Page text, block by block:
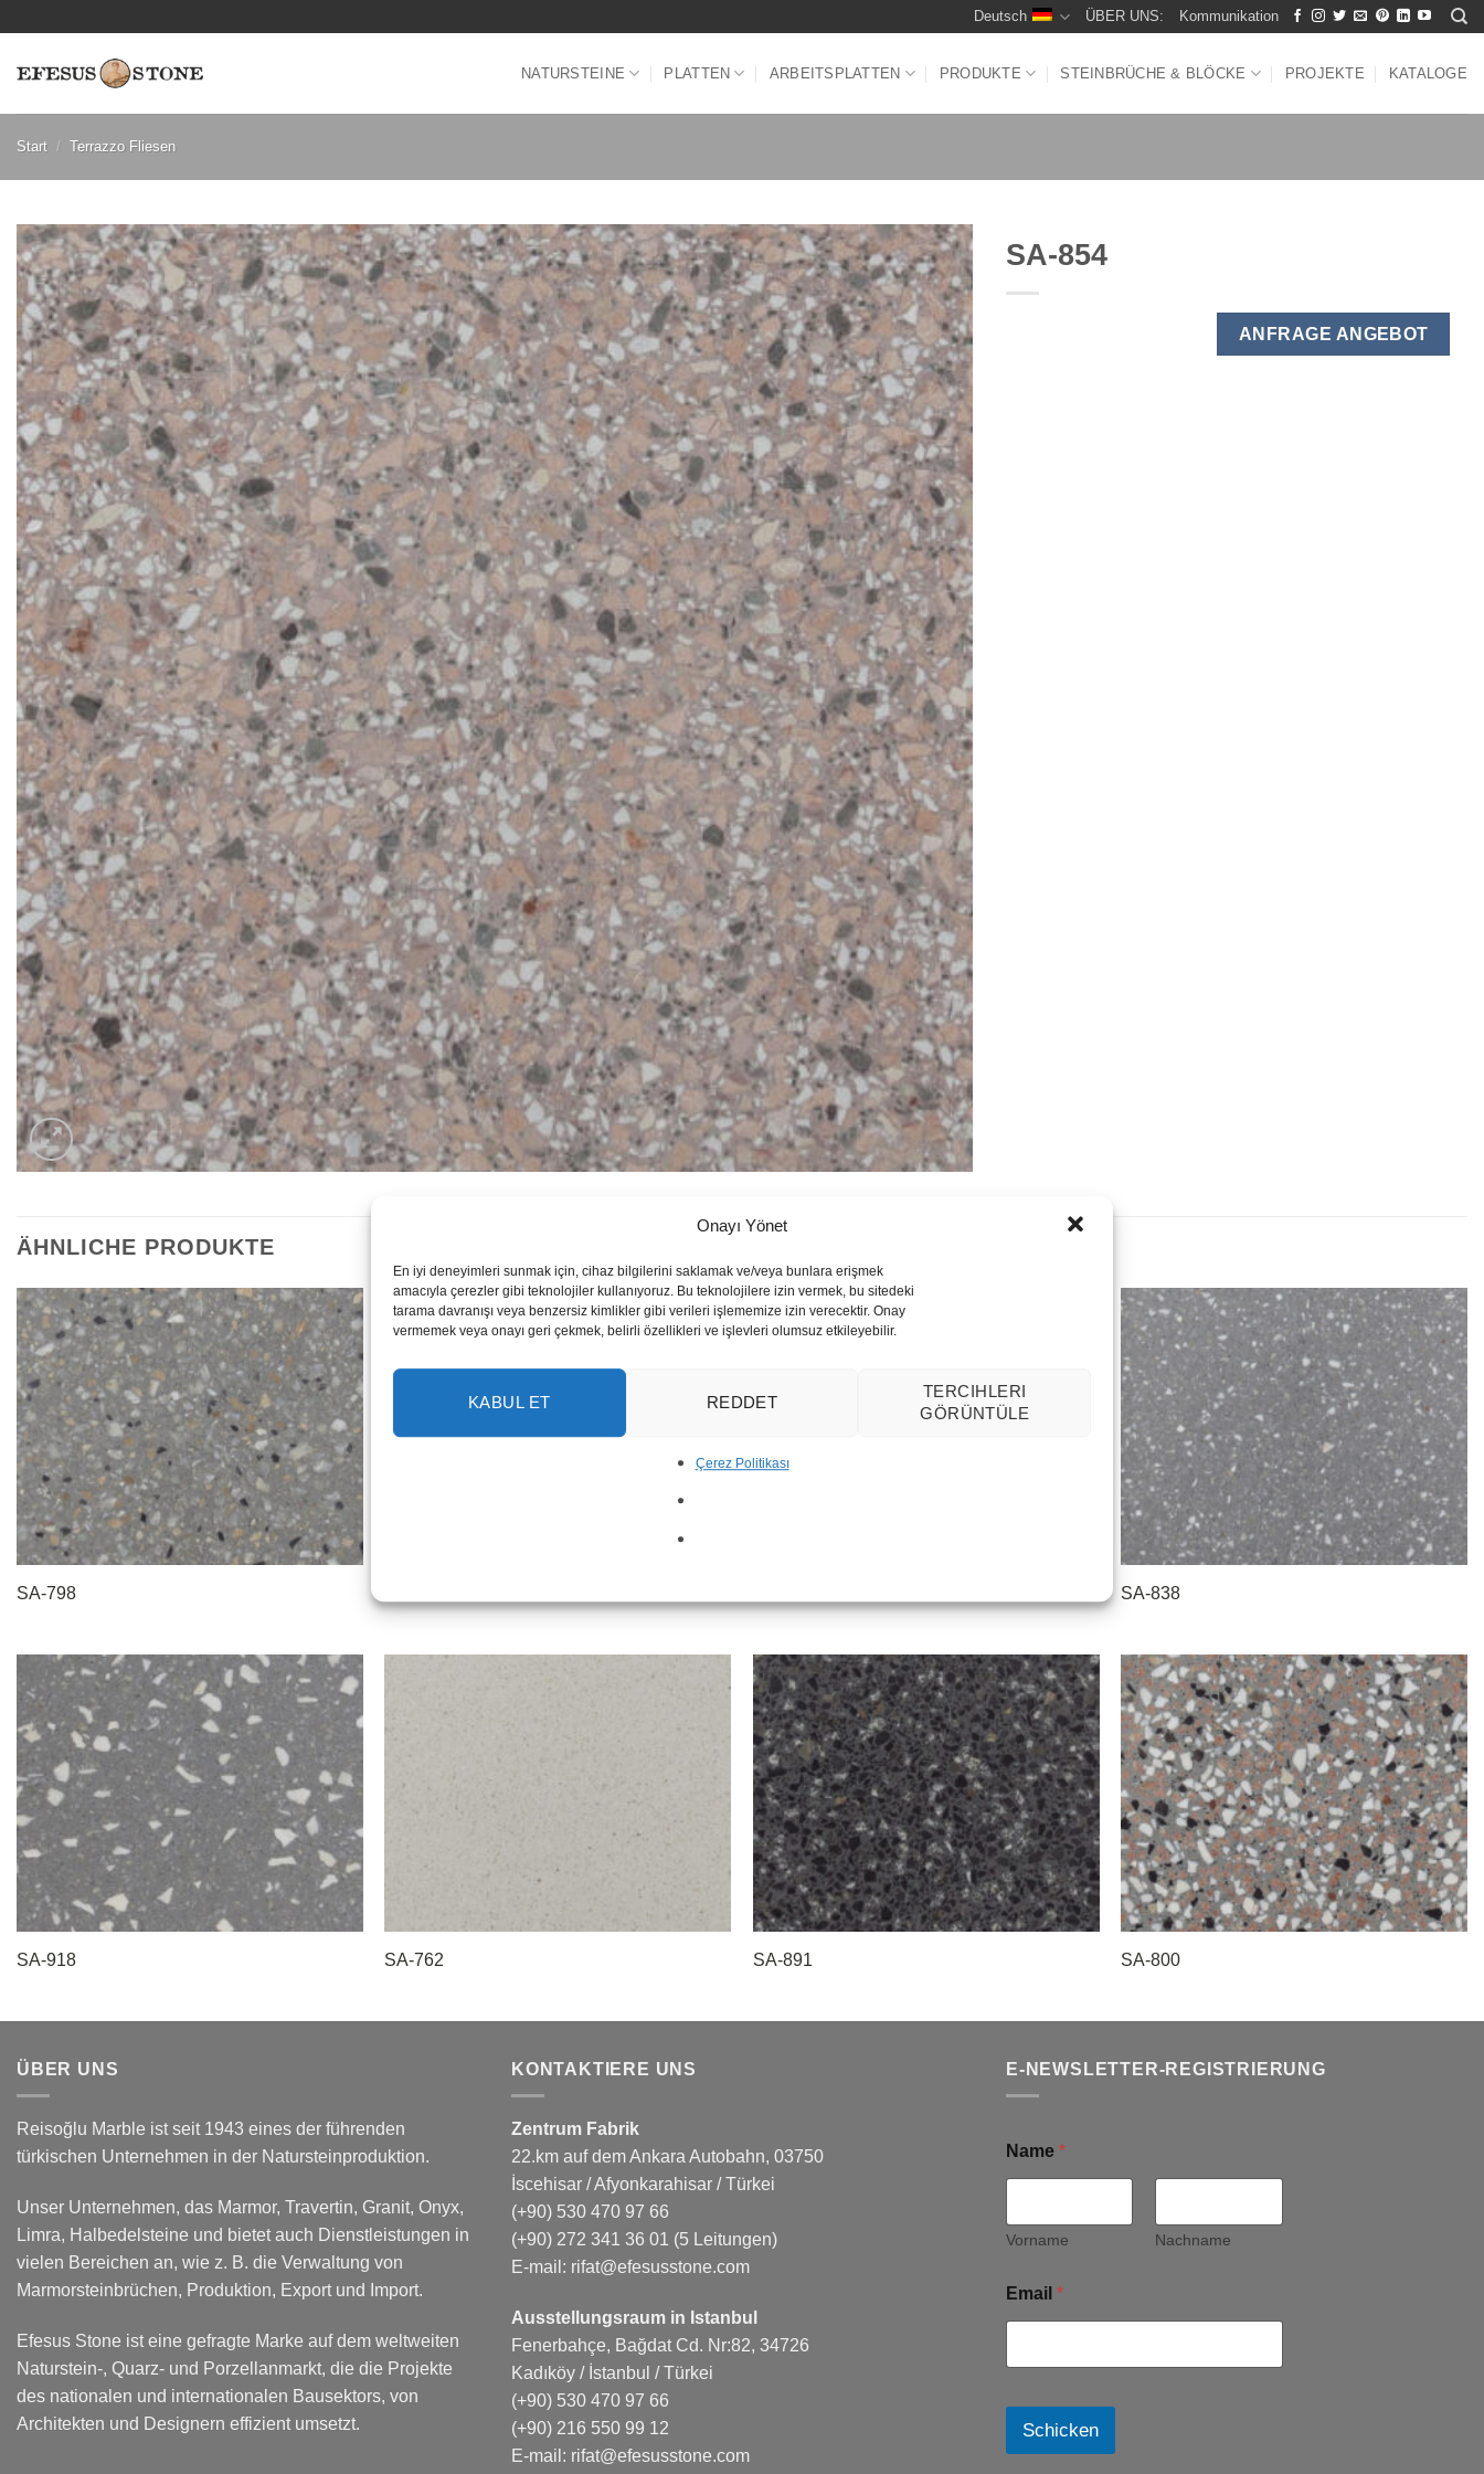
Onayı Yönet
En iyi deneyimleri sunmak için, cihaz bilgilerini saklamak ve/veya bunlara erişmek
amacıyla çerezler gibi teknolojiler kullanıyoruz. Bu teknolojilere izin vermek, bu sitedeki
tarama davranışı veya benzersiz kimlikler gibi verileri işlememize izin verecektir. Onay
vermemek veya onayı geri çekmek, belirli özellikleri ve işlevleri olumsuz etkileyebilir.
KABUL ET REDDET
TERCIHLERI
GÖRÜNTÜLE
Çerez Politikası
springen
Deutsch ÜBER UNS: Kommunikation
NATURSTEINE PLATTEN ARBEITSPLATTEN PRODUKTE STEINBRÜCHE & BLÖCKE PROJEKTE KATALOGE
Start / Terrazzo Fliesen
SA-854
ANFRAGE ANGEBOT
ÄHNLICHE PRODUKTE
SA-798 SA-838
SA-918 SA-762 SA-891 SA-800
ÜBER UNS
Reisoğlu Marble ist seit 1943 eines der führenden
türkischen Unternehmen in der Natursteinproduktion.
Unser Unternehmen, das Marmor, Travertin, Granit, Onyx,
Limra, Halbedelsteine und bietet auch Dienstleistungen in
vielen Bereichen an, wie z. B. die Verwaltung von
Marmorsteinbrüchen, Produktion, Export und Import.
Efesus Stone ist eine gefragte Marke auf dem weltweiten
Naturstein-, Quarz- und Porzellanmarkt, die die Projekte
des nationalen und internationalen Bausektors, von
Architekten und Designern effizient umsetzt.
KONTAKTIERE UNS
Zentrum Fabrik
22.km auf dem Ankara Autobahn, 03750
İscehisar / Afyonkarahisar / Türkei
(+90) 530 470 97 66
(+90) 272 341 36 01 (5 Leitungen)
E-mail: rifat@efesusstone.com
Ausstellungsraum in Istanbul
Fenerbahçe, Bağdat Cd. Nr:82, 34726
Kadıköy / İstanbul / Türkei
(+90) 530 470 97 66
(+90) 216 550 99 12
E-mail: rifat@efesusstone.com
E-NEWSLETTER-REGISTRIERUNG
Name *
Vorname Nachname
Email *
Schicken